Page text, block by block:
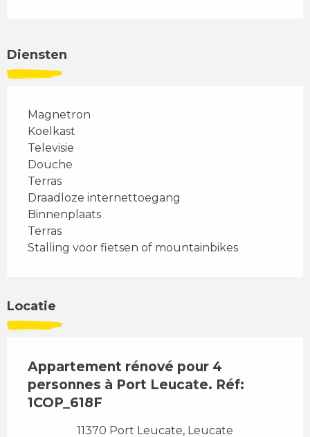
Diensten
Magnetron
Koelkast
Televisie
Douche
Terras
Draadloze internettoegang
Binnenplaats
Terras
Stalling voor fietsen of mountainbikes
Locatie
Appartement rénové pour 4
personnes à Port Leucate. Réf:
1COP_618F
11370 Port Leucate, Leucate